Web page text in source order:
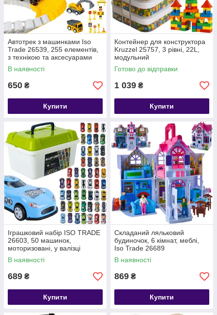
Автотрек з машинками Iso
Trade 26539, 255 елементів,
з технікою та аксесуарами
В наявності
650 ₴
Купити
Контейнер для конструктора
Kruzzel 25757, 3 рівні, 22L,
модульний
Готово до відправки
1 039 ₴
Купити
Іграшковий набір ISO TRADE
26603, 50 машинок,
моторизовані, у валізці
В наявності
689 ₴
Купити
Складаний ляльковий
будиночок, 6 кімнат, меблі,
Iso Trade 26689
В наявності
869 ₴
Купити